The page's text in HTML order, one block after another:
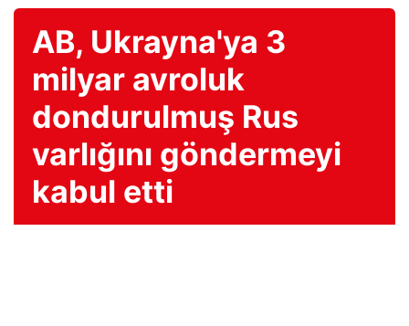
AB, Ukrayna'ya 3
milyar avroluk
dondurulmuş Rus
varlığını göndermeyi
kabul etti